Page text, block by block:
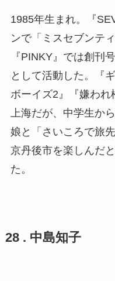
1985年生まれ。『
ンで「ミスセブンテ
『PINKY』では創刊
として活動した。『
ボーイズ2』『嫌わ
上海だが、中学生か
娘と「さいころで旅
京丹後市を楽しんだ
た。
28 . 中島知子